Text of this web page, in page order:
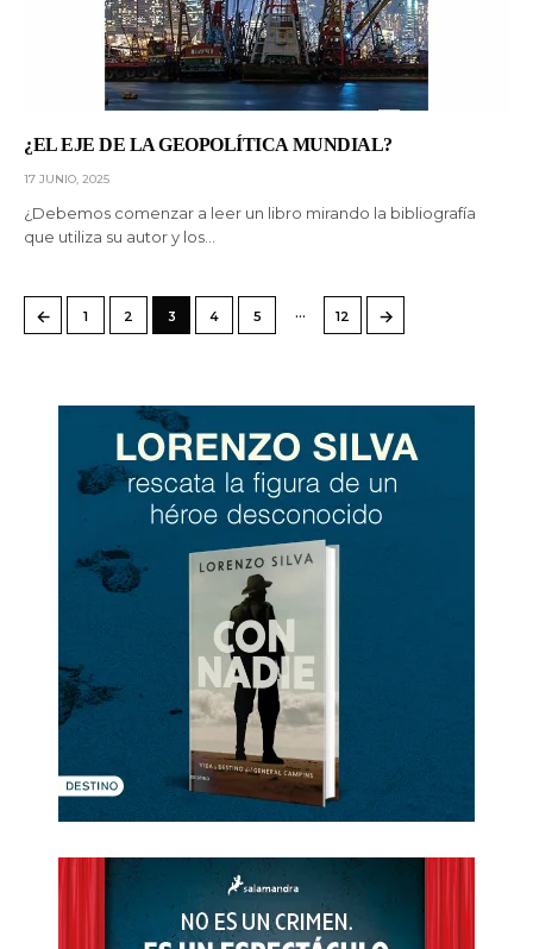
¿EL EJE DE LA GEOPOLÍTICA MUNDIAL?
17 JUNIO, 2025
¿Debemos comenzar a leer un libro mirando la bibliografía
que utiliza su autor y los…
← 1 2 3 4 5 … 12 →